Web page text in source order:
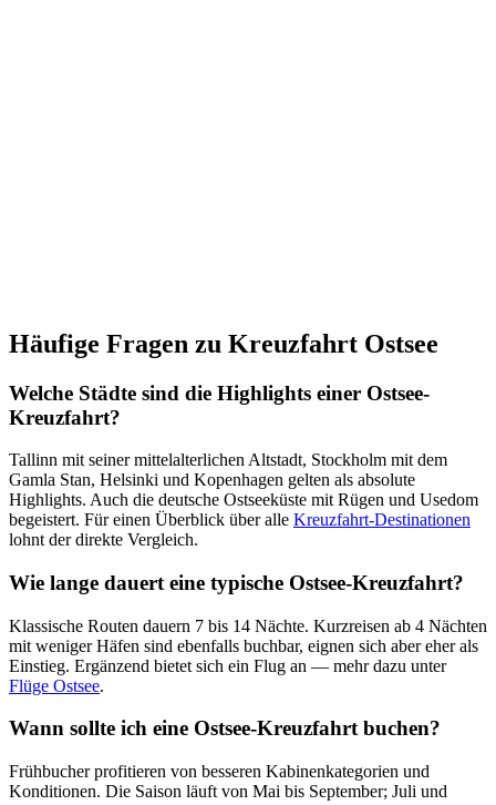
Häufige Fragen zu Kreuzfahrt Ostsee
Welche Städte sind die Highlights einer Ostsee-
Kreuzfahrt?
Tallinn mit seiner mittelalterlichen Altstadt, Stockholm mit dem
Gamla Stan, Helsinki und Kopenhagen gelten als absolute
Highlights. Auch die deutsche Ostseeküste mit Rügen und Usedom
begeistert. Für einen Überblick über alle Kreuzfahrt-Destinationen
lohnt der direkte Vergleich.
Wie lange dauert eine typische Ostsee-Kreuzfahrt?
Klassische Routen dauern 7 bis 14 Nächte. Kurzreisen ab 4 Nächten
mit weniger Häfen sind ebenfalls buchbar, eignen sich aber eher als
Einstieg. Ergänzend bietet sich ein Flug an — mehr dazu unter
Flüge Ostsee.
Wann sollte ich eine Ostsee-Kreuzfahrt buchen?
Frühbucher profitieren von besseren Kabinenkategorien und
Konditionen. Die Saison läuft von Mai bis September; Juli und